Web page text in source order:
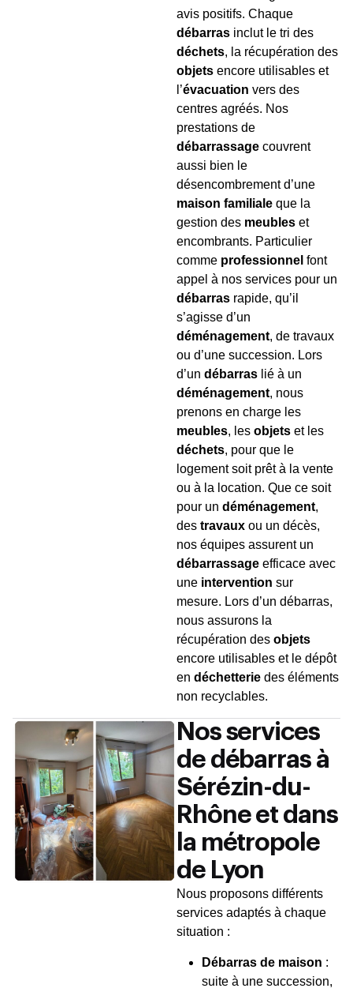
avis positifs. Chaque
débarras inclut le tri des
déchets, la récupération des
objets encore utilisables et
l’évacuation vers des
centres agréés. Nos
prestations de
débarrassage couvrent
aussi bien le
désencombrement d’une
maison familiale que la
gestion des meubles et
encombrants. Particulier
comme professionnel font
appel à nos services pour un
débarras rapide, qu’il
s’agisse d’un
déménagement, de travaux
ou d’une succession. Lors
d’un débarras lié à un
déménagement, nous
prenons en charge les
meubles, les objets et les
déchets, pour que le
logement soit prêt à la vente
ou à la location. Que ce soit
pour un déménagement,
des travaux ou un décès,
nos équipes assurent un
débarrassage efficace avec
une intervention sur
mesure. Lors d’un débarras,
nous assurons la
récupération des objets
encore utilisables et le dépôt
en déchetterie des éléments
non recyclables.
Nos services
de débarras à
Sérézin-du-
Rhône et dans
la métropole
de Lyon
Nous proposons différents
services adaptés à chaque
situation :
Débarras de maison :
suite à une succession,